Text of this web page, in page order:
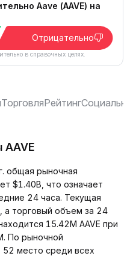
Aave (AAVE) на
Отрицательно
в справочных целях.
ТорговляРейтинг
AAVE
общая рыночная
$1.40B, что означает
24 часа. Текущая
а торговый объем за 24
15.42M AAVE при
По рыночной
52 место среди всех